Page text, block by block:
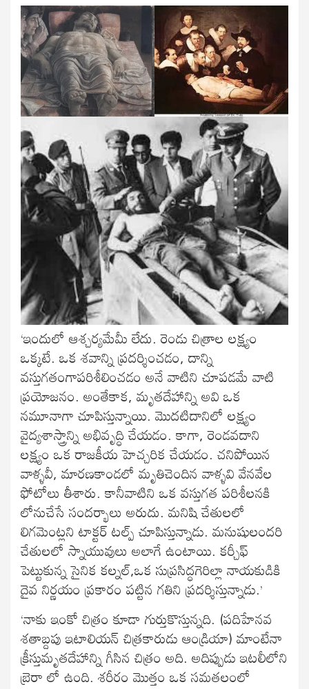
‘ఇందులో ఆశ్చర్యమేమీ లేదు. రెండు చిత్రాల లక్ష్యం
ఒక్కటే. ఒక శవాన్ని ప్రదర్శించడం, దాన్ని
వస్తుగతంగాపరిశీలించడం అనే వాటిని చూపడమే వాటి
ప్రయోజనం. అంతేకాక, మృతదేహాన్ని అవి ఒక
నమూనాగా చూపిస్తున్నాయి. మొదటిదానిలో లక్ష్యం
వైద్యశాస్త్రాన్ని అభివృద్ధి చేయడం. కాగా, రెండవదాని
లక్ష్యం ఒక రాజకీయ హెచ్చరిక చేయడం. చనిపోయిన
వాళ్ళవీ, మారణకాండలో మృతిచెందిన వాళ్ళవి వేనవేల
ఫోటోలు తీశారు. కానీవాటిని ఒక వస్తుగత పరిశీలనకి
లోనుచేసే సందర్భాలు అరుదు. మనిషి చేతులలో
లిగమెంట్లని టాక్టర్ టల్ప్ చూపిస్తున్నాడు. మనుషులందరి
చేతులలో స్నాయువులు అలాగే ఉంటాయి. కర్చీఫ్
పెట్టుకున్న సైనిక కల్నల్,ఒక సుప్రసిద్ధగెరిల్లా నాయకుడికి
దైవ నిర్ణయం ప్రకారం పట్టిన గతిని ప్రదర్శిస్తున్నాడు.’
‘నాకు ఇంకో చిత్రం కూడా గుర్తుకొస్తున్నది. (పదిహేనవ
శతాబ్దపు ఇటాలియన్ చిత్రకారుడు ఆండ్రియా) మాంటేనా
క్రీస్తుమృతదేహాన్ని గీసిన చిత్రం అది. అదిప్పుడు ఇటలీలోని
బ్రెరా లో ఉంది. శరీరం మొత్తం ఒక సమతలంలో